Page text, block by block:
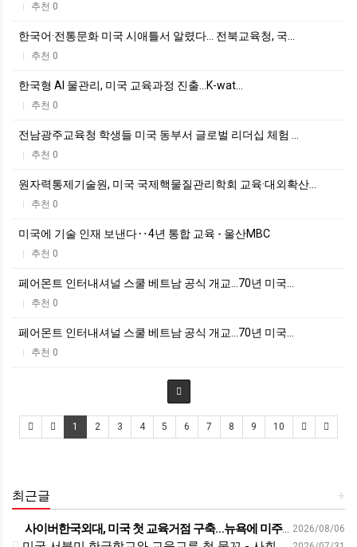
| 추천 0
한국어·전통문화 미국 시애틀서 알렸다… 전북교육청, 국…
| 추천 0
한국형 AI 물관리, 미국 교육과정 진출...K-wat…
| 추천 0
전남광주교육청 학생들 미국 동부서 글로벌 리더십 체험 …
| 추천 0
원자력통제기술원, 미국 국제핵물질관리학회 교육·대외확산…
| 추천 0
미국에 기술 인재 보낸다‥4년 통합 교육 - 울산MBC
| 추천 0
페어몬트 인터내셔널 스쿨 베트남 공식 개교…70년 미국…
| 추천 0
페어몬트 인터내셔널 스쿨 베트남 공식 개교…70년 미국…
| 추천 0
1 2 3 4 5 6 7 8 9 10
+
최근글
2026/08/06
사이버한국외대, 미국 첫 교육거점 구축…뉴욕에 미주글로벌센터 개소 - 재외동포신문